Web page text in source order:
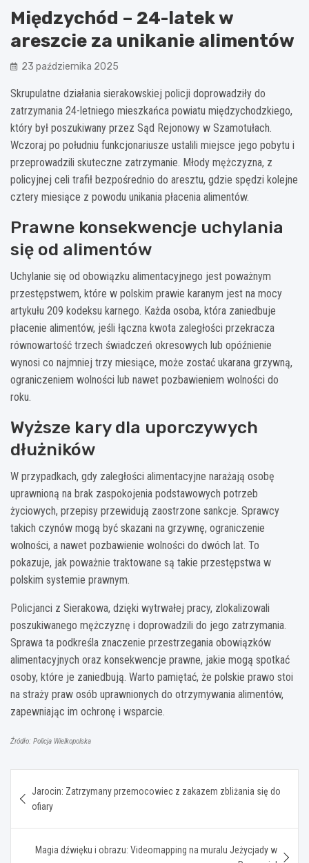
Międzychód – 24-latek w
areszcie za unikanie alimentów
23 października 2025
Skrupulatne działania sierakowskiej policji doprowadziły do
zatrzymania 24-letniego mieszkańca powiatu międzychodzkiego,
który był poszukiwany przez Sąd Rejonowy w Szamotułach.
Wczoraj po południu funkcjonariusze ustalili miejsce jego pobytu i
przeprowadzili skuteczne zatrzymanie. Młody mężczyzna, z
policyjnej celi trafił bezpośrednio do aresztu, gdzie spędzi kolejne
cztery miesiące z powodu unikania płacenia alimentów.
Prawne konsekwencje uchylania
się od alimentów
Uchylanie się od obowiązku alimentacyjnego jest poważnym
przestępstwem, które w polskim prawie karanym jest na mocy
artykułu 209 kodeksu karnego. Każda osoba, która zaniedbuje
płacenie alimentów, jeśli łączna kwota zaległości przekracza
równowartość trzech świadczeń okresowych lub opóźnienie
wynosi co najmniej trzy miesiące, może zostać ukarana grzywną,
ograniczeniem wolności lub nawet pozbawieniem wolności do
roku.
Wyższe kary dla uporczywych
dłużników
W przypadkach, gdy zaległości alimentacyjne narażają osobę
uprawnioną na brak zaspokojenia podstawowych potrzeb
życiowych, przepisy przewidują zaostrzone sankcje. Sprawcy
takich czynów mogą być skazani na grzywnę, ograniczenie
wolności, a nawet pozbawienie wolności do dwóch lat. To
pokazuje, jak poważnie traktowane są takie przestępstwa w
polskim systemie prawnym.
Policjanci z Sierakowa, dzięki wytrwałej pracy, zlokalizowali
poszukiwanego mężczyznę i doprowadzili do jego zatrzymania.
Sprawa ta podkreśla znaczenie przestrzegania obowiązków
alimentacyjnych oraz konsekwencje prawne, jakie mogą spotkać
osoby, które je zaniedbują. Warto pamiętać, że polskie prawo stoi
na straży praw osób uprawnionych do otrzymywania alimentów,
zapewniając im ochronę i wsparcie.
Źródło: Policja Wielkopolska
wpisu
Jarocin: Zatrzymany przemocowiec z zakazem zbliżania się do
ofiary
Magia dźwięku i obrazu: Videomapping na muralu Jeżycjady w